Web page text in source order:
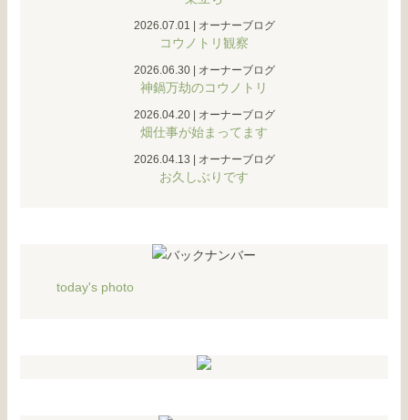
2026.07.01 オーナーブログ
コウノトリ観察
2026.06.30| オーナーブログ
神鍋万劫のコウノトリ
2026.04.20| オーナーブログ
畑仕事が始まってます
2026.04.13 オーナーブログ
お久しぶりです
today's photo